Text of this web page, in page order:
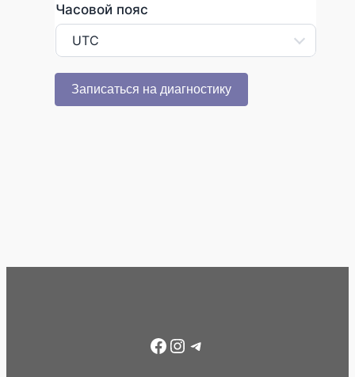
Часовой пояс
UTC
Записаться на диагностику
Facebook
Instagram
Telegram